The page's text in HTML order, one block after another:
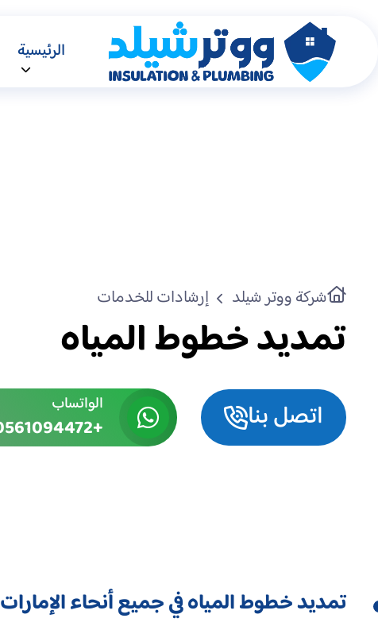
الرئيسية
شركة ووتر شيلد إرشادات للخدمات
تمديد خطوط المياه
اتصل بنا الواتساب
+9710561094472
تمديد خطوط المياه في جميع أنحاء الإمارات